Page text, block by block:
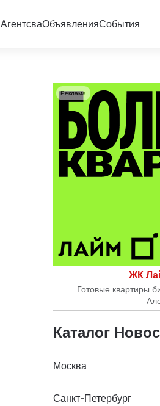
АгентсваОбъявленияСобытия
ЖК
Готовые квартиры
Реклама
Каталог
Москва
Санкт-Петербург